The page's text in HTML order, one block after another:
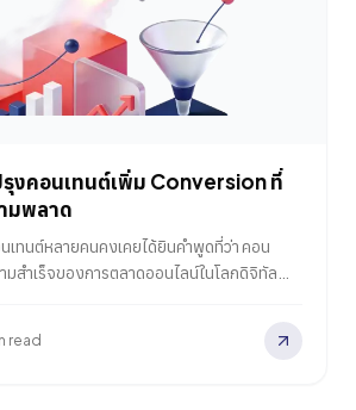
งคอนเทนต์เพิ่ม Conversion ที่
มพลาด
เทนต์หลายคนคงเคยได้ยินคำพูดที่ว่า คอน
มสำเร็จของการตลาดออนไลน์ในโลกดิจิทัล
ญของคุณทะลุจุดสูงสุดของเพดานความ
read